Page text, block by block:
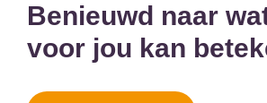
Benieuwd naar
voor jou kan